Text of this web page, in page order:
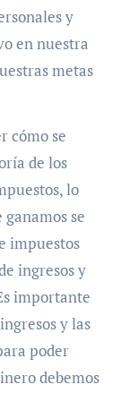
y
en nuestra
metas
cómo se
de los
lo
se
impuestos
ingresos y
importante
y las
poder
debemos